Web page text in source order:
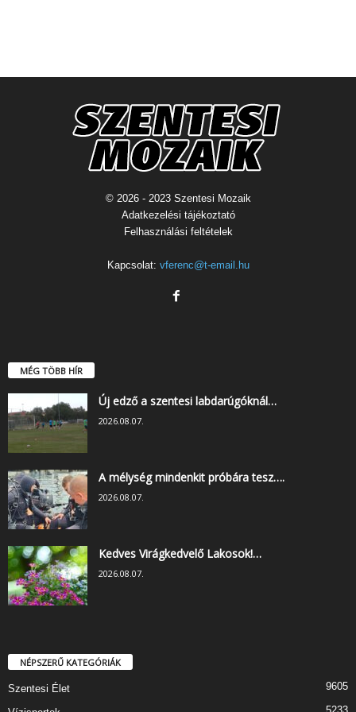
© 2026 - 2023 Szentesi Mozaik
Adatkezelési tájékoztató
Felhasználási feltételek
Kapcsolat: vferenc@t-email.hu
MÉG TÖBB HÍR
Új edző a szentesi labdarúgóknál…
2026.08.07.
A mélység mindenkit próbára tesz….
2026.08.07.
Kedves Virágkedvelő Lakosok!…
2026.08.07.
NÉPSZERŰ KATEGÓRIÁK
Szentesi Élet 9605